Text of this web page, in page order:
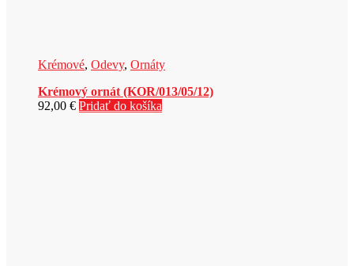
Krémové, Odevy, Ornáty
Krémový ornát (KOR/013/05/12)
92,00 € Pridať do košíka